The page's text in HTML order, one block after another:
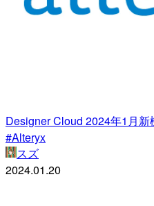
Designer Cloud 2024年1月
#Alteryx
スズ
2024.01.20